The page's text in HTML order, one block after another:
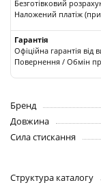
Безготівковий
Наложений платіж (при
Гарантія
Офіційна гарантія від
Повернення / Обмін
Бренд
Довжина
Сила стискання
Структура каталогу